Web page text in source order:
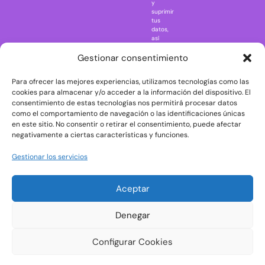
Gestionar consentimiento
Para ofrecer las mejores experiencias, utilizamos tecnologías como las
cookies para almacenar y/o acceder a la información del dispositivo. El
consentimiento de estas tecnologías nos permitirá procesar datos
como el comportamiento de navegación o las identificaciones únicas
en este sitio. No consentir o retirar el consentimiento, puede afectar
negativamente a ciertas características y funciones.
Gestionar los servicios
Aceptar
Denegar
Configurar Cookies
Rick and
The Big Bang
Theory
The Blues
Brothers
The
The Shining
y
suprimir
tus
datos,
así
ejercer
consultando
la
información
adicional
y
detallada
sobre